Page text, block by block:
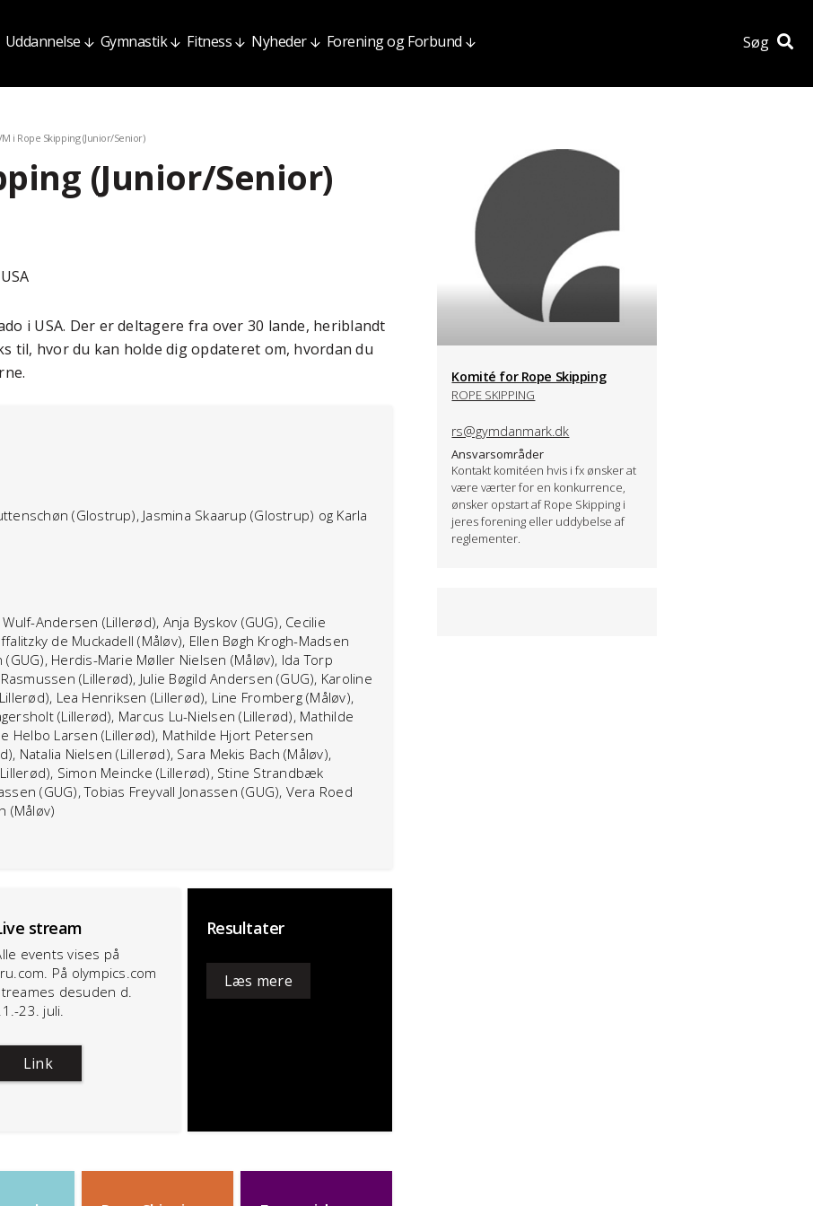
Uddannelse Gymnastik Fitness Nyheder Forening og Forbund Søg
i Rope Skipping (Junior/Senior)
(Junior/Senior)
i USA. Der er deltagere fra over 30 lande, heriblandt
til, hvor du kan holde dig opdateret om, hvordan du
(Glostrup), Jasmina Skaarup (Glostrup) og Karla
Andersen (Lillerød), Anja Byskov (GUG), Cecilie
de Muckadell (Måløv), Ellen Bøgh Krogh-Madsen
Herdis-Marie Møller Nielsen (Måløv), Ida Torp
(Lillerød), Julie Bøgild Andersen (GUG), Karoline
Lea Henriksen (Lillerød), Line Fromberg (Måløv),
(Lillerød), Marcus Lu-Nielsen (Lillerød), Mathilde
Helbo Larsen (Lillerød), Mathilde Hjort Petersen
Natalia Nielsen (Lillerød), Sara Mekis Bach (Måløv),
Simon Meincke (Lillerød), Stine Strandbæk
(GUG), Tobias Freyvall Jonassen (GUG), Vera Roed
(Måløv)
stream
events vises på
På olympics.com
desuden d.
23. juli.
Link
Resultater
Læs mere
Komité for Rope Skipping
ROPE SKIPPING
rs@gymdanmark.dk
Ansvars­områder
Kontakt komitéen hvis i fx ønsker at
være værter for en konkurrence,
ønsker opstart af Rope Skipping i
jeres forening eller uddybelse af
reglementer.